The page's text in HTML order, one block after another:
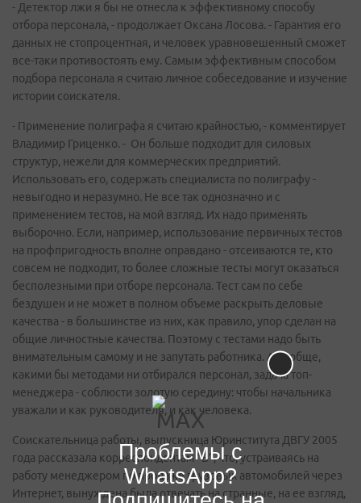
- Детектор лжи я бы не отнесла к эффективному способу
отбора персонала, - продолжает Оксана Лосова. - Гарантия его
данных не стопроцентная, и человек уравновешенный сможет
все-таки противостоять ему. Самым эффективным способом
подбора персонала я считаю личное собеседование и изучение
истории соискателя.
- Применение полиграфа я считаю крайностью, - комментирует
Владимир Гриценко. - Он больше подходит для силовых
структур, нежели для коммерческих предприятий.
Использовать его, содержать специалиста по полиграфу -
невыгодно и неразумно. Не все так однозначно и с
применением тестов, на мой взгляд. Их надо применять
выборочно. Если, например, использование первичных тестов
на профпригодность вполне оправдано - отсеиваются те, кто
совсем не подходит, то более сложные тесты могут оказаться
бесполезными при отборе персонала. Тест сам по себе
бездушен и не может в полном объеме раскрыть деловые
качества - в большинстве из них, как правило, упор сделан на
общие личностные качества. Поэтому с тестами надо быть
внимательным самому и не запутать работника. А вообще,
какими бы методами ни отбирался персонал, задача топ-
менеджера - соблюсти золотую середину: чтобы начальника
уважали и как руководителя, и как человека.
Соискательница работы, выпускница Юринститута ДВГУ 2005
года рассказала корреспондентам "В", что, устраиваясь на
работу менеджером по продаже грузовых автомобилей через
Интернет, вынуждена была отвечать на странные, на ее взгляд,
Проблемы с
WhatsApp?